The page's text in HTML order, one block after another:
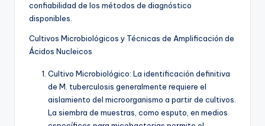
confiabilidad de los métodos de diagnóstico
disponibles.
Cultivos Microbiológicos y Técnicas de Amplificación de
Ácidos Nucleicos
Cultivo Microbiológico: La identificación definitiva
de M. tuberculosis generalmente requiere el
aislamiento del microorganismo a partir de cultivos.
La siembra de muestras, como esputo, en medios